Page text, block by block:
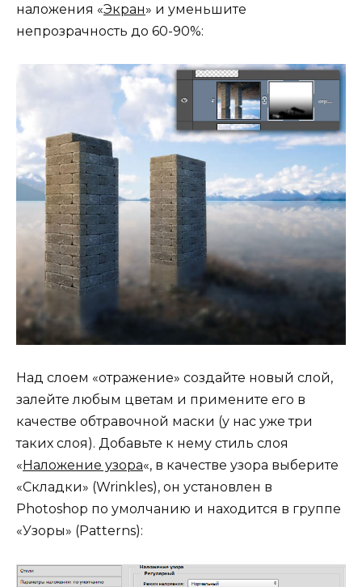
наложения «Экран» и уменьшите
непрозрачность до 60-90%:
Над слоем «отражение» создайте новый слой,
залейте любым цветам и примените его в
качестве обтравочной маски (у нас уже три
таких слоя). Добавьте к нему стиль слоя
« Наложение узора«, в качестве узора выберите
«Складки» (Wrinkles), он установлен в
Photoshop по умолчанию и находится в группе
«Узоры» (Patterns):